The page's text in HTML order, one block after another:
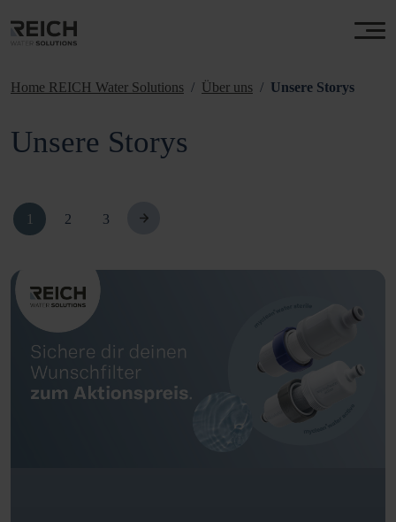
Home REICH Water Solutions Über uns Unsere Storys
Unsere Storys
1 2 3